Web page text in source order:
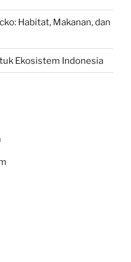
Habitat, Makanan, dan
Ekosistem Indonesia